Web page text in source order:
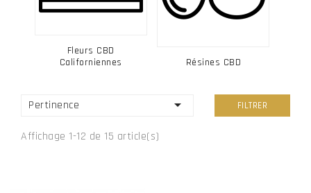
Fleurs CBD
Californiennes
Résines CBD
Pertinence  FILTRER
Affichage 1-12 de 15 article(s)